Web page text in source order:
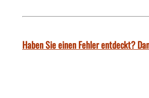
Haben Sie einen Fehler entdeckt?